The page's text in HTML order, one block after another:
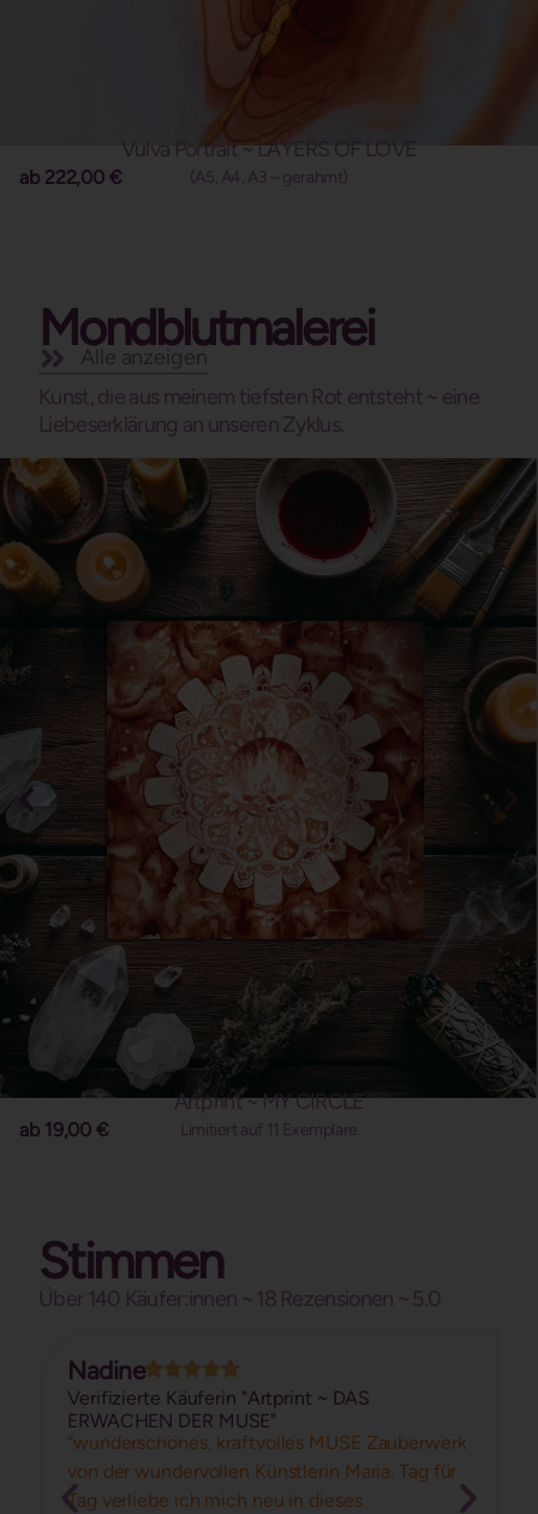
Vulva Portrait ~ LAYERS OF LOVE
(A5, A4, A3 – gerahmt)
ab 222,00€
Mondblutmalerei
Alle anzeigen
Kunst, die aus meinem tiefsten Rot entsteht ~ eine
Liebeserklärung an unseren Zyklus.
Artprint ~ MY CIRCLE
Limitiert auf 11 Exemplare
ab 19,00€
Stimmen
Über 140 Käufer:innen ~ 18 Rezensionen ~ 5.0
Nadine
Verifizierte Käuferin "Artprint ~ DAS
ERWACHEN DER MUSE"
“wunderschönes, kraftvolles MUSE Zauberwerk
von der wundervollen Künstlerin Maria. Tag für
Tag verliebe ich mich neu in dieses